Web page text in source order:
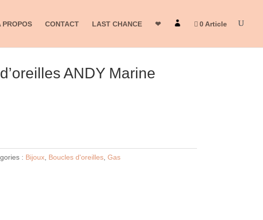
PROPOS CONTACT LAST CHANCE ❤ 0 Article
ANDY Marine
: Bijoux, Boucles d'oreilles, Gas